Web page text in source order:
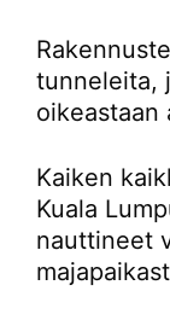
tunneleita,
oikeastaan
Kaiken
Kuala
nauttineet